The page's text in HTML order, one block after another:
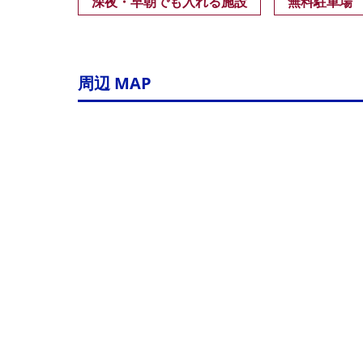
周辺 MAP